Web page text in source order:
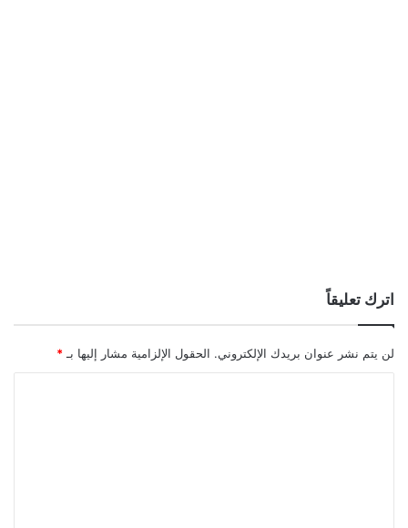
اترك تعليقاً
لن يتم نشر عنوان بريدك الإلكتروني. الحقول الإلزامية مشار إليها بـ *